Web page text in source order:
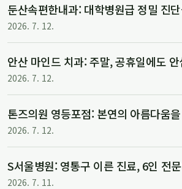
둔산속편한내과: 대학병원급 정밀 진
2026. 7. 12.
안산 마인드 치과: 주말, 공휴일에도
2026. 7. 12.
톤즈의원 영등포점: 본연의 아름다움
2026. 7. 12.
S서울병원: 영통구 이른 진료, 6인
2026. 7. 11.